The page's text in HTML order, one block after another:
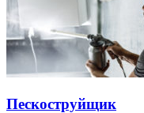
Пескоструйщик